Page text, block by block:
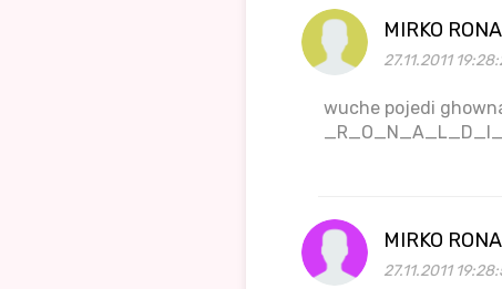
MIRKO
27.11.2011
wuche pojedi
MIRKO
27.11.2011